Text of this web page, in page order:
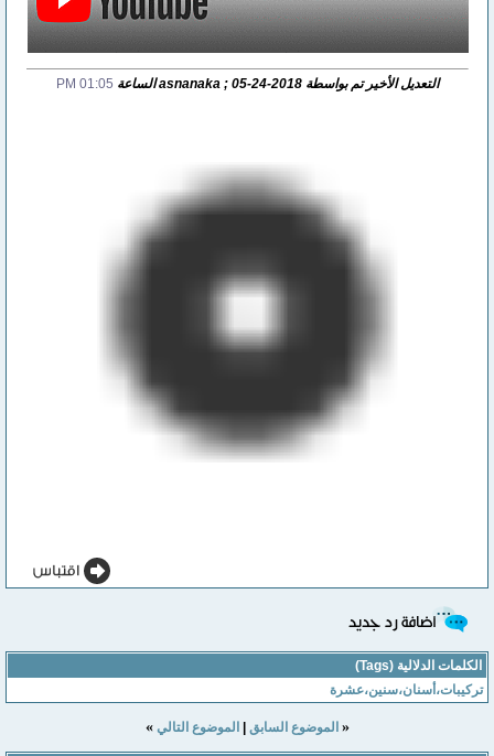
التعديل الأخير تم بواسطة asnanaka ; 05-24-2018 الساعة 01:05 PM
الكلمات الدلالية (Tags)
تركيبات،أسنان،سنين،عشرة
« الموضوع السابق|الموضوع التالي »